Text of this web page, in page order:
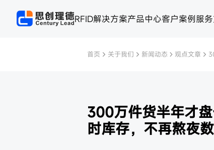
RFID解决方案产品中心客户案例服
首页 关于我们 新闻动态 观点文章
300万件货半年才
时库存，不再熬夜